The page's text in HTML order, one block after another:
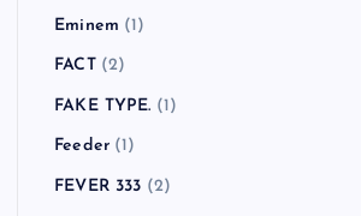
Eminem (1)
FACT(2)
FAKE TYPE. (1)
Feeder(1)
FEVER 333 (2)